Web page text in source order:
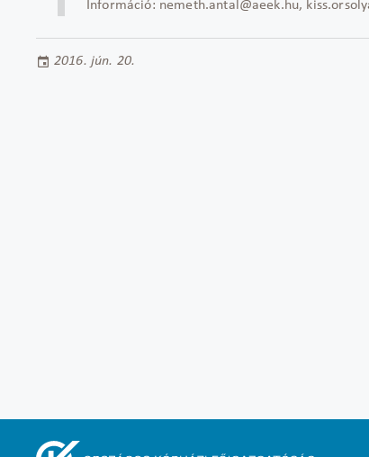
Információ: nemeth.antal@aeek.hu,
2016. jún. 20.